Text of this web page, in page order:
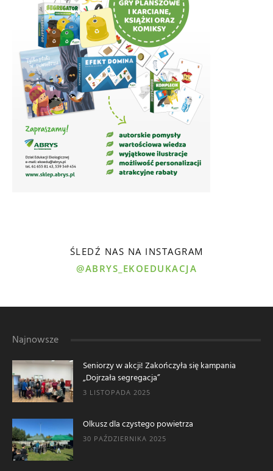
ŚLEDŹ NAS NA INSTAGRAM
@ABRYS_EKOEDUKACJA
Najnowsze
Seniorzy w akcji! Zakończyła się kampania
„Dojrzała segregacja”
3 LISTOPADA 2025
Olkusz dla czystego powietrza
30 PAŹDZIERNIKA 2025